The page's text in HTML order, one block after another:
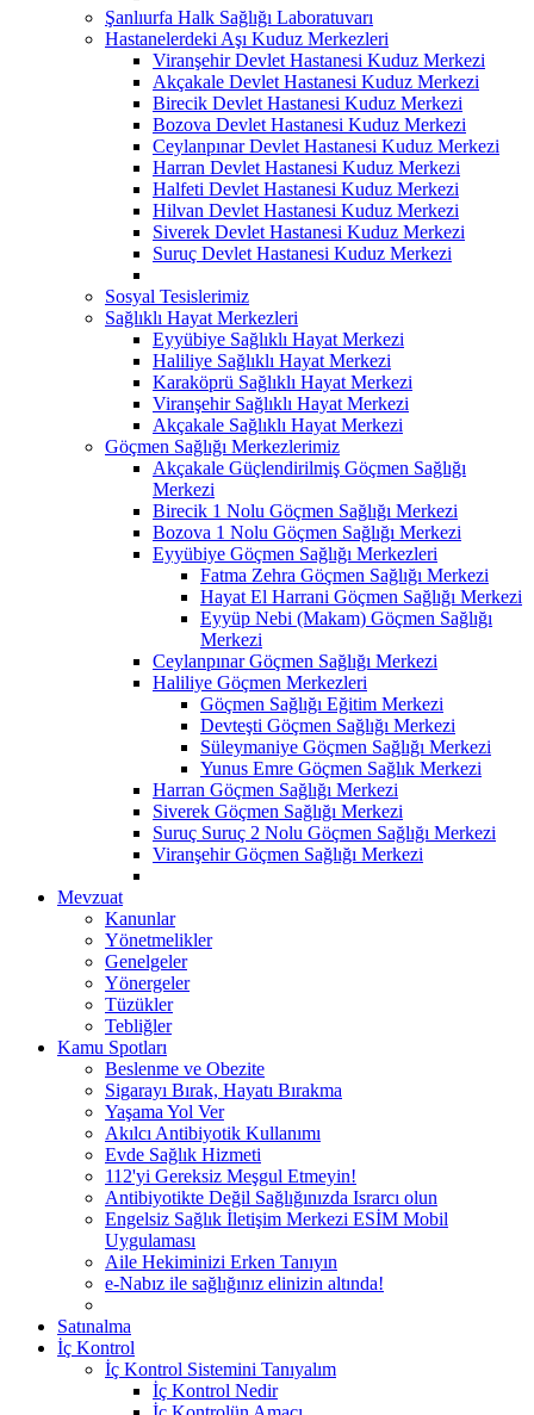
Şanlıurfa Halk Sağlığı Laboratuvarı
Hastanelerdeki Aşı Kuduz Merkezleri
Viranşehir Devlet Hastanesi Kuduz Merkezi
Akçakale Devlet Hastanesi Kuduz Merkezi
Birecik Devlet Hastanesi Kuduz Merkezi
Bozova Devlet Hastanesi Kuduz Merkezi
Ceylanpınar Devlet Hastanesi Kuduz Merkezi
Harran Devlet Hastanesi Kuduz Merkezi
Halfeti Devlet Hastanesi Kuduz Merkezi
Hilvan Devlet Hastanesi Kuduz Merkezi
Siverek Devlet Hastanesi Kuduz Merkezi
Suruç Devlet Hastanesi Kuduz Merkezi
Sosyal Tesislerimiz
Sağlıklı Hayat Merkezleri
Eyyübiye Sağlıklı Hayat Merkezi
Haliliye Sağlıklı Hayat Merkezi
Karaköprü Sağlıklı Hayat Merkezi
Viranşehir Sağlıklı Hayat Merkezi
Akçakale Sağlıklı Hayat Merkezi
Göçmen Sağlığı Merkezlerimiz
Akçakale Güçlendirilmiş Göçmen Sağlığı
Merkezi
Birecik 1 Nolu Göçmen Sağlığı Merkezi
Bozova 1 Nolu Göçmen Sağlığı Merkezi
Eyyübiye Göçmen Sağlığı Merkezleri
Fatma Zehra Göçmen Sağlığı Merkezi
Hayat El Harrani Göçmen Sağlığı Merkezi
Eyyüp Nebi (Makam) Göçmen Sağlığı
Merkezi
Ceylanpınar Göçmen Sağlığı Merkezi
Haliliye Göçmen Merkezleri
Göçmen Sağlığı Eğitim Merkezi
Devteşti Göçmen Sağlığı Merkezi
Süleymaniye Göçmen Sağlığı Merkezi
Yunus Emre Göçmen Sağlık Merkezi
Harran Göçmen Sağlığı Merkezi
Siverek Göçmen Sağlığı Merkezi
Suruç Suruç 2 Nolu Göçmen Sağlığı Merkezi
Viranşehir Göçmen Sağlığı Merkezi
Mevzuat
Kanunlar
Yönetmelikler
Genelgeler
Yönergeler
Tüzükler
Tebliğler
Kamu Spotları
Beslenme ve Obezite
Sigarayı Bırak, Hayatı Bırakma
Yaşama Yol Ver
Akılcı Antibiyotik Kullanımı
Evde Sağlık Hizmeti
112'yi Gereksiz Meşgul Etmeyin!
Antibiyotikte Değil Sağlığınızda Israrcı olun
Engelsiz Sağlık İletişim Merkezi ESİM Mobil
Uygulaması
Aile Hekiminizi Erken Tanıyın
e-Nabız ile sağlığınız elinizin altında!
Satınalma
İç Kontrol
İç Kontrol Sistemini Tanıyalım
İç Kontrol Nedir